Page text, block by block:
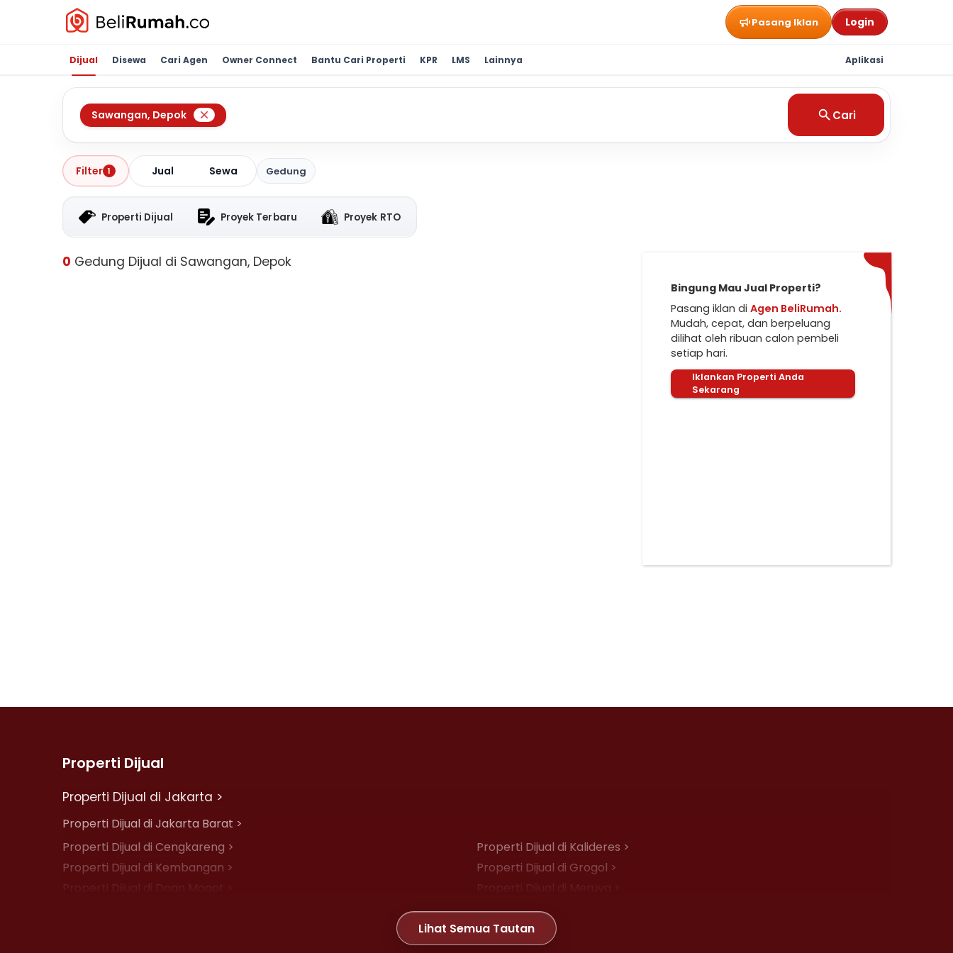
Pasang Iklan Login
Dijual Disewa Cari Agen Owner Connect Bantu Cari Properti KPR LMS Lainnya Aplikasi
Sawangan, Depok Cari
Filter 1 Jual Sewa Gedung
Properti Dijual Proyek Terbaru Proyek RTO
0 Gedung Dijual di Sawangan, Depok
Bingung Mau Jual Properti?
Pasang iklan di Agen BeliRumah.
Mudah, cepat, dan berpeluang
dilihat oleh ribuan calon pembeli
setiap hari.
Iklankan Properti Anda
Sekarang
Properti Dijual
Properti Dijual di Jakarta >
Properti Dijual di Jakarta Barat >
Properti Dijual di Cengkareng >
Properti Dijual di Kalideres >
Properti Dijual di Kembangan >
Properti Dijual di Grogol >
Properti Dijual di Daan Mogot >
Properti Dijual di Meruya >
Properti Dijual di Joglo >
Lihat Semua Tautan